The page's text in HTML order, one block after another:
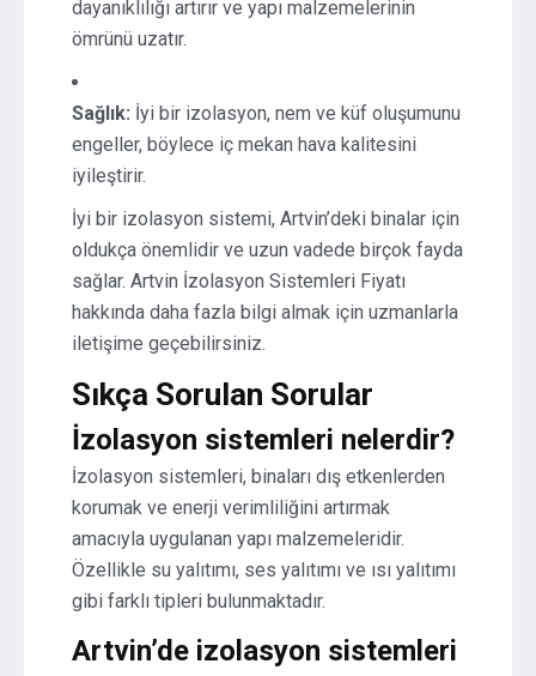
dayanıklılığı artırır ve yapı malzemelerinin
ömrünü uzatır.
Sağlık: İyi bir izolasyon, nem ve küf oluşumunu
engeller, böylece iç mekan hava kalitesini
iyileştirir.
İyi bir izolasyon sistemi, Artvin’deki binalar için
oldukça önemlidir ve uzun vadede birçok fayda
sağlar. Artvin İzolasyon Sistemleri Fiyatı
hakkında daha fazla bilgi almak için uzmanlarla
iletişime geçebilirsiniz.
Sıkça Sorulan Sorular
İzolasyon sistemleri nelerdir?
İzolasyon sistemleri, binaları dış etkenlerden
korumak ve enerji verimliliğini artırmak
amacıyla uygulanan yapı malzemeleridir.
Özellikle su yalıtımı, ses yalıtımı ve ısı yalıtımı
gibi farklı tipleri bulunmaktadır.
Artvin’de izolasyon sistemleri